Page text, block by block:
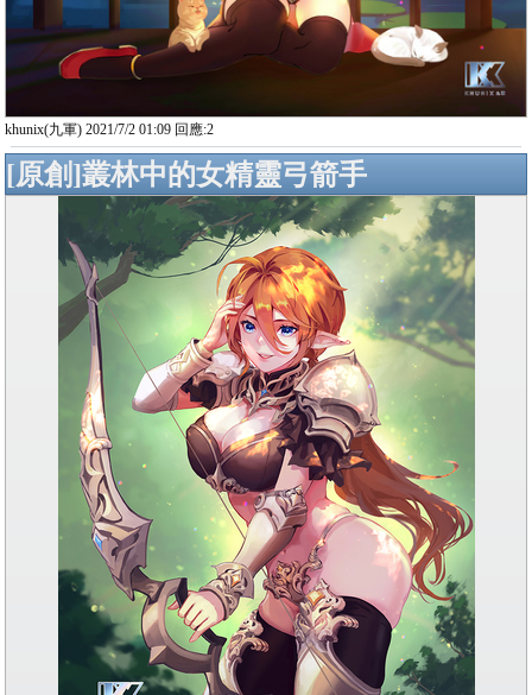
khunix(九軍) 2021/7/2 01:09 回應:2
[原創]叢林中的女精靈弓箭手